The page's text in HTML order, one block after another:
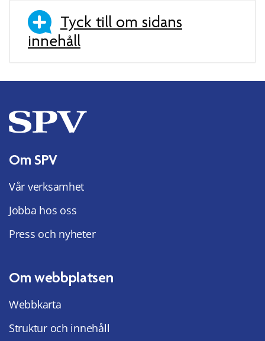
Tyck till om sidans
innehåll
Om SPV
Vår verksamhet
Jobba hos oss
Press och nyheter
Om webbplatsen
Webbkarta
Struktur och innehåll